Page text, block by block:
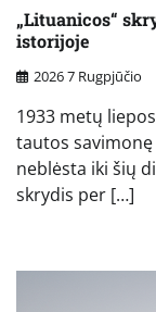
„Lituanicos“
istorijoje
2026 7 Rugpjūčio
1933 metų
tautos
neblėsta iki šių
skrydis per […]